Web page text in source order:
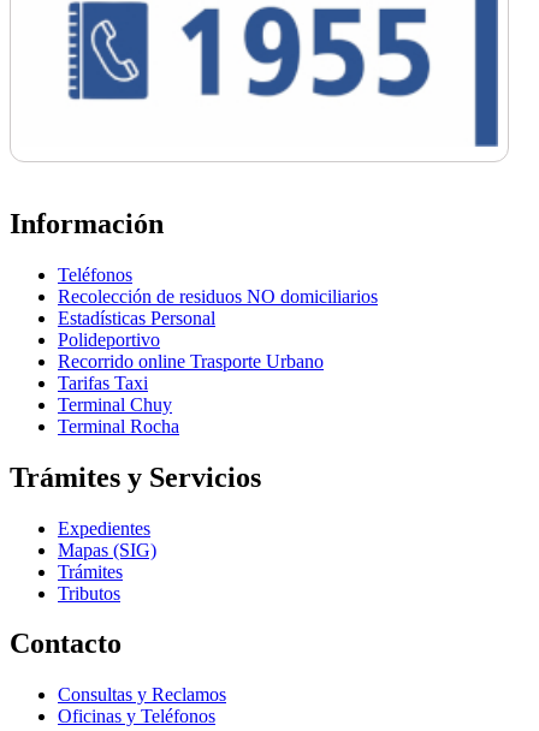
Información
Teléfonos
Recolección de residuos NO domiciliarios
Estadísticas Personal
Polideportivo
Recorrido online Trasporte Urbano
Tarifas Taxi
Terminal Chuy
Terminal Rocha
Trámites y Servicios
Expedientes
Mapas (SIG)
Trámites
Tributos
Contacto
Consultas y Reclamos
Oficinas y Teléfonos